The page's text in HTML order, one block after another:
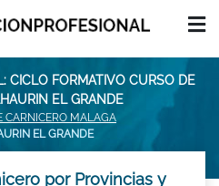
CICLO FORMATIVO CURSO DE
EL GRANDE
CARNICERO MALAGA
EL GRANDE
por Provincias y